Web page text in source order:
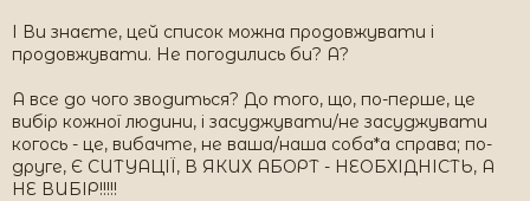
І Ви знаєте, цей список можна продовжувати і
продовжувати. Не погодились би? А?
А все до чого зводиться? До того, що, по-перше, це
вибір кожної людини, і засуджувати/не засуджувати
когось - це, вибачте, не ваша/наша соба*а справа; по-
друге, Є СИТУАЦІЇ, В ЯКИХ АБОРТ - НЕОБХІДНІСТЬ, А
НЕ ВИБІР!!!!!